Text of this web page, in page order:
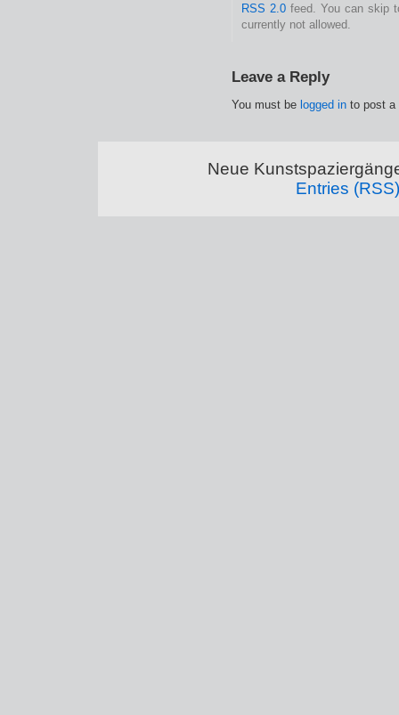
RSS 2.0feed. You can skip
currently not allowed.
Leave a Reply
You must be logged in to post a
Neue
Entries (RSS)